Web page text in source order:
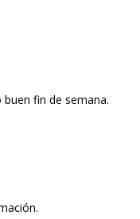
fin de semana.